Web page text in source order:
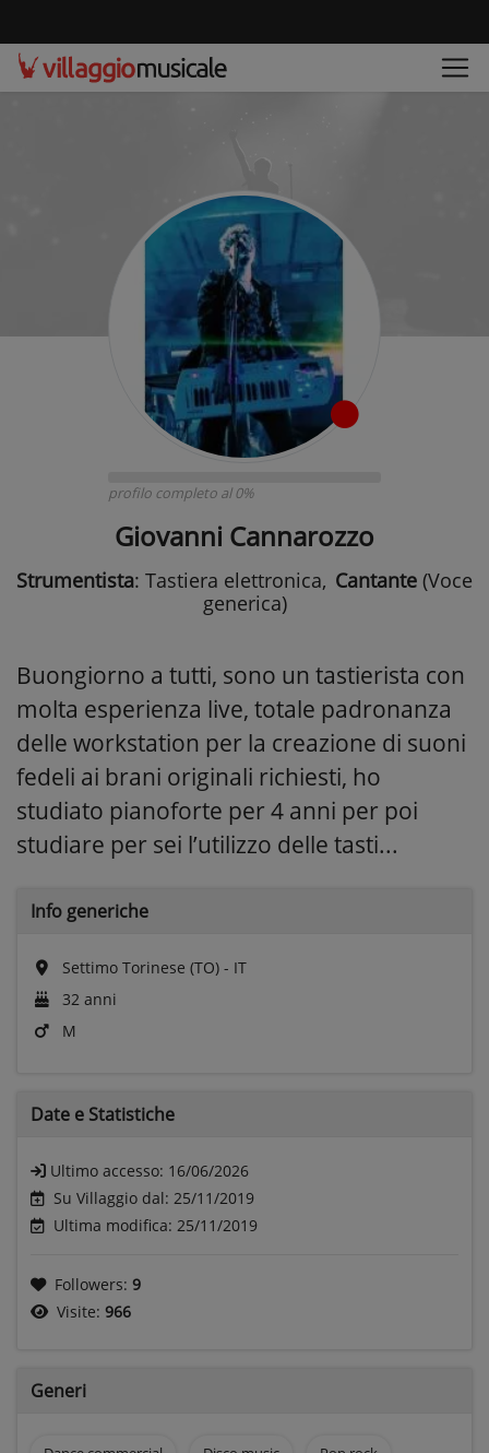
profilo completo al 0%
Giovanni Cannarozzo
Strumentista: Tastiera elettronica, Cantante (Voce
generica)
Buongiorno a tutti, sono un tastierista con
molta esperienza live, totale padronanza
delle workstation per la creazione di suoni
fedeli ai brani originali richiesti, ho
studiato pianoforte per 4 anni per poi
studiare per sei l’utilizzo delle tasti...
Info generiche
Settimo Torinese (TO) - IT
32 anni
M
Date e Statistiche
Ultimo accesso: 16/06/2026
Su Villaggio dal: 25/11/2019
Ultima modifica: 25/11/2019
Followers: 9
Visite: 966
Generi